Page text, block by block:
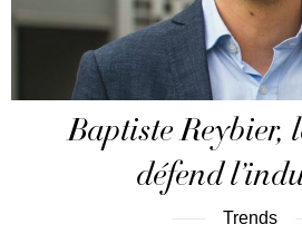
Baptiste Reybier,
défend
Trends